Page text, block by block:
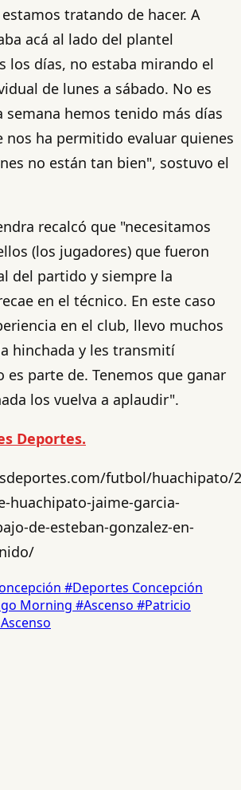
tratando de hacer. A
acá al lado del plantel
los días, no estaba mirando el
de lunes a sábado. No es
semana hemos tenido más días
nos ha permitido evaluar quienes
no están tan bien", sostuvo el
recalcó que "necesitamos
(los jugadores) que fueron
del partido y siempre la
en el técnico. En este caso
en el club, llevo muchos
hinchada y les transmití
parte de. Tenemos que ganar
los vuelva a aplaudir".
Deportes.
futbol/huachipato/
huachipato-jaime-garcia-
de-esteban-gonzalez-en-
#Deportes Concepción
Morning #Ascenso #Patricio